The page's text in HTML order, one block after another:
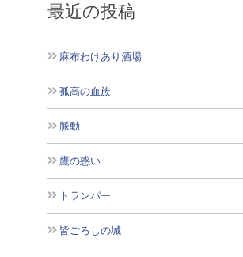
最近の投稿
麻布わけあり酒場
孤高の血族
脈動
鷹の惑い
トランパー
皆ごろしの城